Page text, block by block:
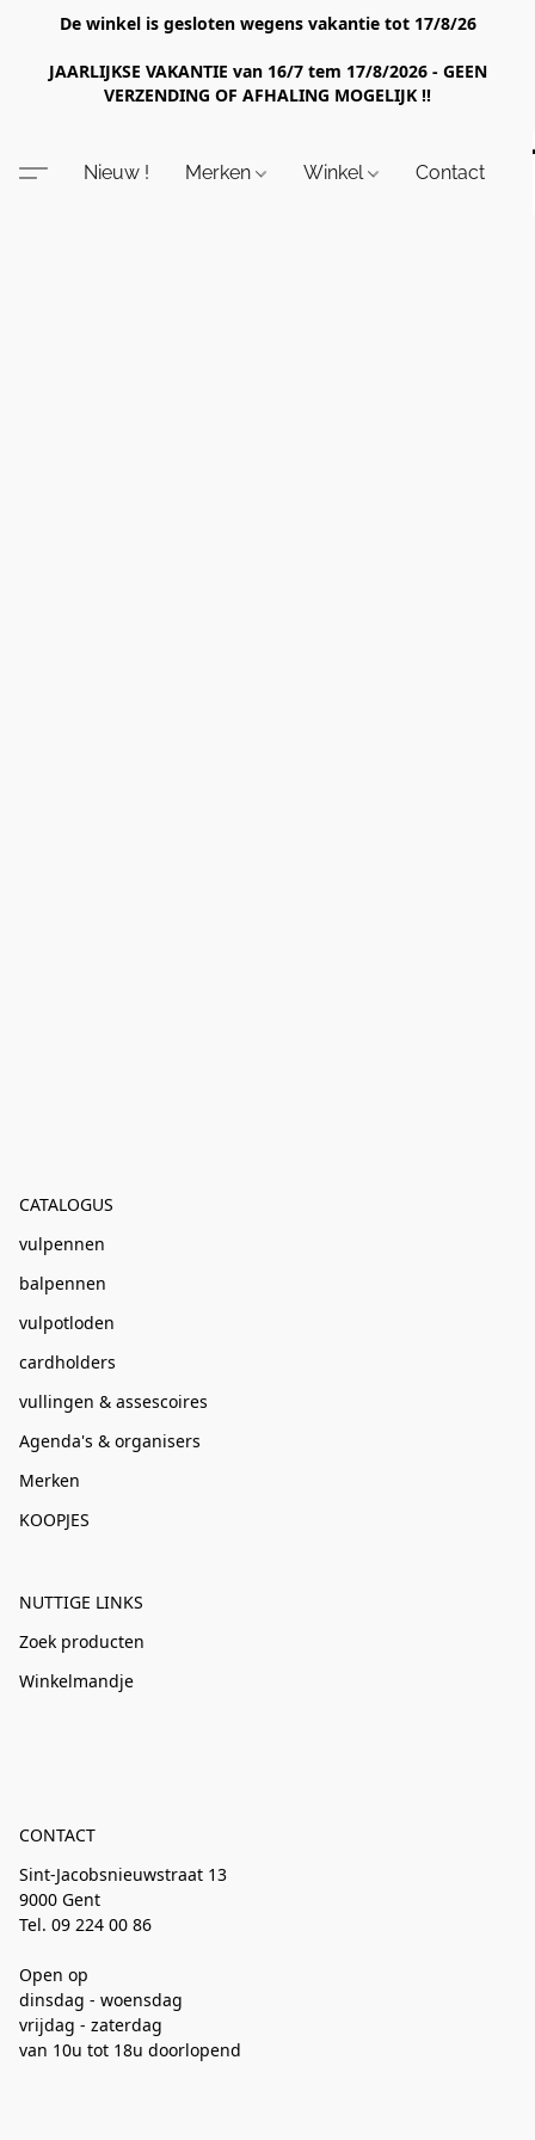
De winkel is gesloten wegens vakantie tot 17/8/26
JAARLIJKSE VAKANTIE van 16/7 tem 17/8/2026 - GEEN
VERZENDING OF AFHALING MOGELIJK !!
Nieuw ! Merken Winkel Contact
CATALOGUS
vulpennen
balpennen
vulpotloden
cardholders
vullingen & assescoires
Agenda's & organisers
Merken
KOOPJES
NUTTIGE LINKS
Zoek producten
Winkelmandje
CONTACT
Sint-Jacobsnieuwstraat 13
9000 Gent
Tel. 09 224 00 86
Open op
dinsdag - woensdag
vrijdag - zaterdag
van 10u tot 18u doorlopend